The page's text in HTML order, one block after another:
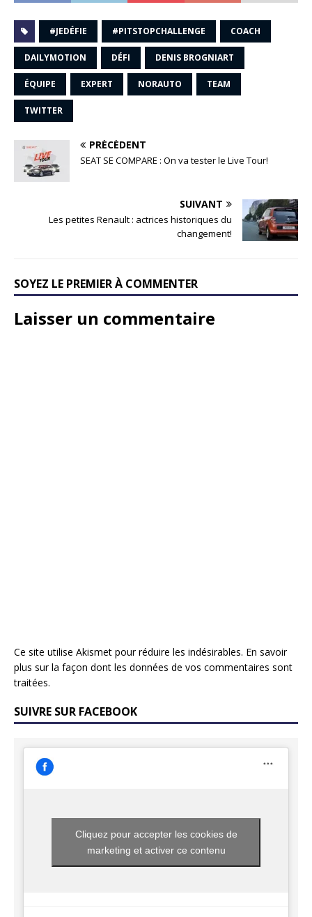
#JEDÉFIE #PITSTOPCHALLENGE COACH
DAILYMOTION DÉFI DENIS BROGNIART
ÉQUIPE EXPERT NORAUTO TEAM
TWITTER
PRÉCÉDENT
SEAT SE COMPARE : On va tester le Live Tour!
SUIVANT
Les petites Renault : actrices historiques du
changement!
SOYEZ LE PREMIER À COMMENTER
Laisser un commentaire
Ce site utilise Akismet pour réduire les indésirables. En savoir
plus sur la façon dont les données de vos commentaires sont
traitées.
SUIVRE SUR FACEBOOK
Cliquez pour accepter les cookies de
marketing et activer ce contenu